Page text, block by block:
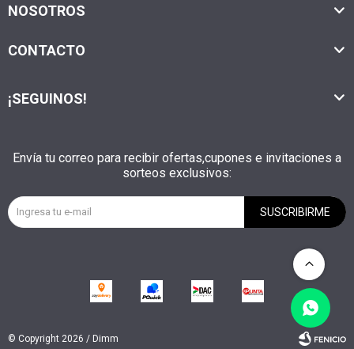
NOSOTROS
CONTACTO
Envía tu correo para recibir ofertas,cupones e invitaciones a
sorteos exclusivos:
SUSCRIBIRME
¡SEGUINOS!
© Copyright 2026 / Dimm